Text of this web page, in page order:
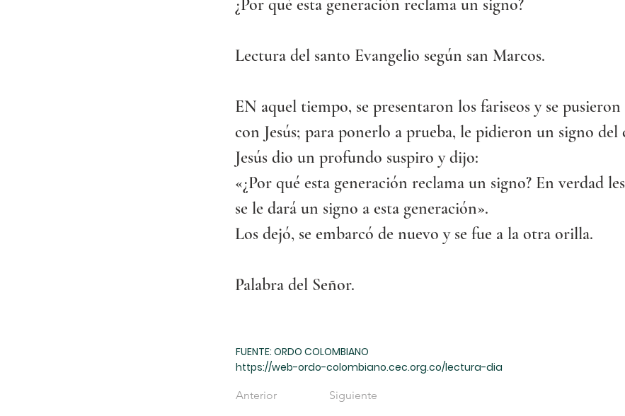
¿Por qué esta generación reclama un signo?
Lectura del santo Evangelio según san Marcos.
EN aquel tiempo, se presentaron los fariseos y se
con Jesús; para ponerlo a prueba, le pidieron un signo del
Jesús dio un profundo suspiro y dijo:
«¿Por qué esta generación reclama un signo? En verdad
se le dará un signo a esta generación».
Los dejó, se embarcó de nuevo y se fue a la otra orilla.
Palabra del Señor.
FUENTE: ORDO COLOMBIANO
https://web-ordo-colombiano.cec.org.co/lectura-dia
Anterior Siguiente